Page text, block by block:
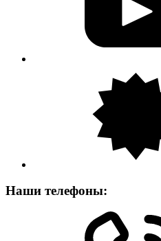
Наши телефоны: